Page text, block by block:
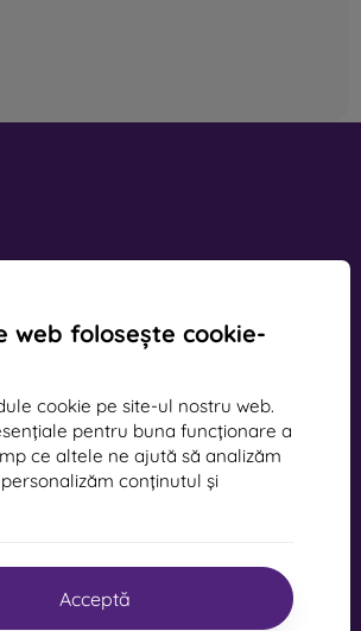
web folosește cookie-
cookie pe site-ul nostru web.
pentru buna funcționare a
ce altele ne ajută să analizăm
conținutul și
Acceptă